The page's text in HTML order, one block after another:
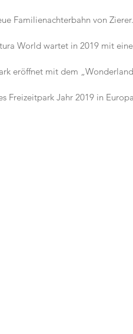
Familienachterbahn von Zierer.
World wartet in 2019 mit
eröffnet mit dem
Freizeitpark Jahr 2019 in